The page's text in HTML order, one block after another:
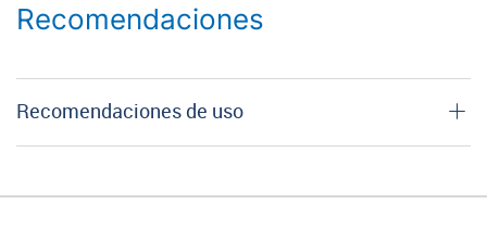
Recomendaciones
Recomendaciones de uso